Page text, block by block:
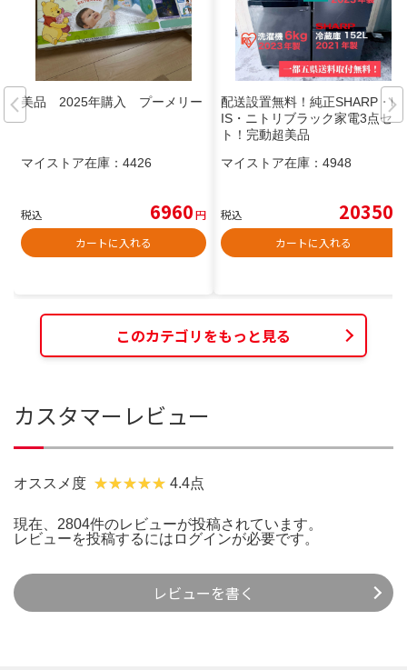
美品 2025年購入 プーメリー
マイストア在庫： 4426
税込 6960円
カートに入れる
配送設置無料！純正SHARP・IR
IS・ニトリブラック家電3点セッ
ト！完動超美品
マイストア在庫： 4948
税込 20350
カートに入れる
このカテゴリをもっと見る
カスタマーレビュー
オススメ度 4.4点
現在、2804件のレビューが投稿されています。
レビューを投稿するには ログインが必要です。
レビューを書く